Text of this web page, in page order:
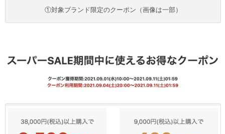
①対象ブランド限定のクーポン（画像は一部）